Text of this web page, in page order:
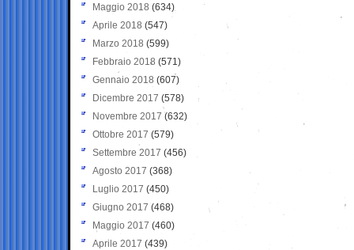
Maggio 2018 (634)
Aprile 2018 (547)
Marzo 2018 (599)
Febbraio 2018 (571)
Gennaio 2018 (607)
Dicembre 2017 (578)
Novembre 2017 (632)
Ottobre 2017 (579)
Settembre 2017 (456)
Agosto 2017 (368)
Luglio 2017 (450)
Giugno 2017 (468)
Maggio 2017 (460)
Aprile 2017 (439)